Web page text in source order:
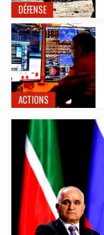
DÉFENSE
ACTIONS